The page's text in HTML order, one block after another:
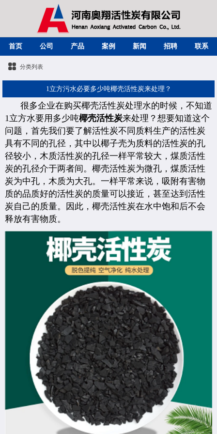
首页 公司 产品 案例 新闻 招聘 联系
分类列表
1立方污水必要多少吨椰壳活性炭来处理？
很多企业在购买椰壳活性炭处理水的时候，不知道
1立方水要用多少吨椰壳活性炭来处理？想要知道这个
问题，首先我们要了解活性炭不同质料生产的活性炭
具有不同的孔径，其中以椰子壳为质料的活性炭的孔
径较小，木质活性炭的孔径一样平常较大，煤质活性
炭的孔径介于两者间。椰壳活性炭为微孔，煤质活性
炭为中孔，木质为大孔。一样平常来说，吸附有害物
质的品质好的活性炭的质量可以接近，甚至达到活性
炭自己的质量。因此，椰壳活性炭在水中饱和后不会
释放有害物质。